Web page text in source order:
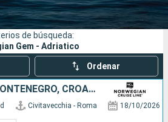
Compañías
Buscar
de búsqueda:
Gem - Adriatico
Ordenar
ITALIA, GRECIA, MONTENEGRO, CROACIA
Civitavecchia - Roma 18/10/2026